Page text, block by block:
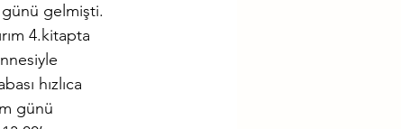
gelmişti.
4.kitapta
hızlıca
günü